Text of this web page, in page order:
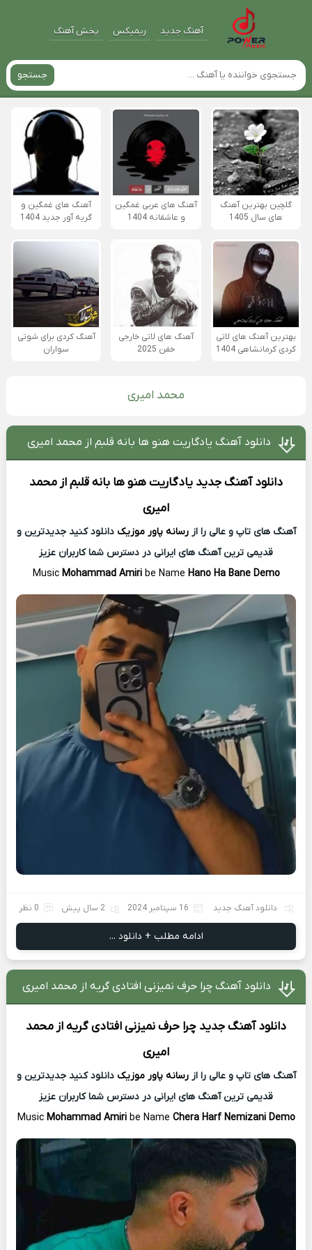
آهنگ جدید ریمیکس پخش آهنگ
جستجو
گلچین بهترین آهنگ
های سال 1405
آهنگ های عربی غمگین
و عاشقانه 1404
آهنگ های غمگین و
گریه آور جدید 1404
بهترین آهنگ های لاتی
کردی کرمانشاهی 1404
آهنگ های لاتی خارجی
خفن 2025
آهنگ کردی برای شوتی
سواران
محمد امیری
دانلود آهنگ یادگاریت هنو ها بانه قلبم از محمد امیری
دانلود آهنگ جدید یادگاریت هنو ها بانه قلبم ازمحمد
امیری
آهنگ های تاپ و عالی را ازرسانه پاور موزیک دانلود کنید جدیدترین و
قدیمی ترین آهنگ های ایرانی در دسترس شما کاربران عزیز
MusicMohammad Amiri be Name Hano Ha Bane Demo
دانلود آهنگ جدید 16 سپتامبر 2024 2 سال پیش 0 نظر
ادامه مطلب + دانلود ...
دانلود آهنگ چرا حرف نمیزنی افتادی گریه از محمد امیری
دانلود آهنگ جدید چرا حرف نمیزنی افتادی گریه ازمحمد
امیری
آهنگ های تاپ و عالی را ازرسانه پاور موزیک دانلود کنید جدیدترین و
قدیمی ترین آهنگ های ایرانی در دسترس شما کاربران عزیز
MusicMohammad Amiri be Name Chera Harf Nemizani Demo